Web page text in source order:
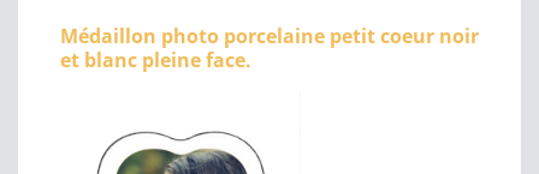
Médaillon photo porcelaine petit coeur noir
et blanc pleine face.